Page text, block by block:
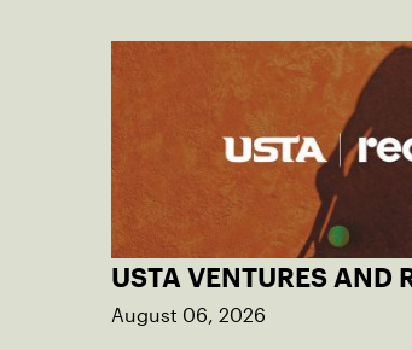
USTA VENTURES AND
August 06, 2026